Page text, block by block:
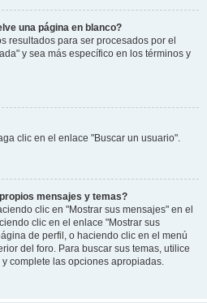
una página en blanco?
resultados para ser procesados por el
y sea más específico en los términos y
clic en el enlace "Buscar un usuario".
mensajes y temas?
clic en "Mostrar sus mensajes" en el
clic en el enlace "Mostrar sus
de perfil, o haciendo clic en el menú
del foro. Para buscar sus temas, utilice
complete las opciones apropiadas.